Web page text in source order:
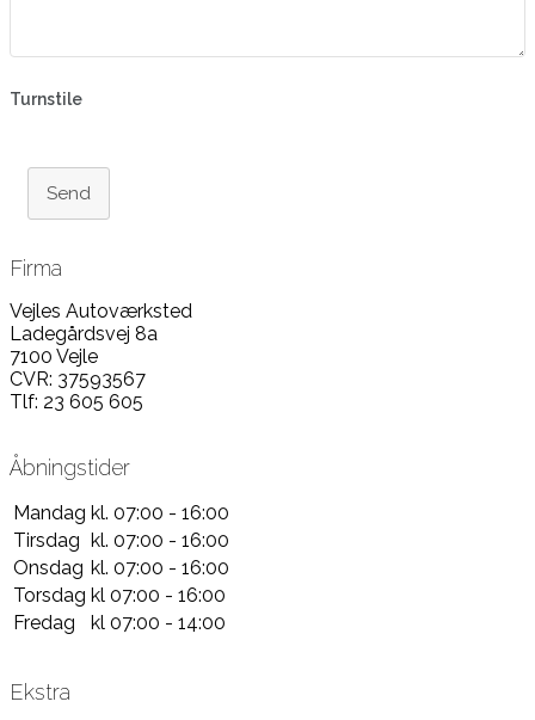
Turnstile
Send
Firma
Vejles Autoværksted
Ladegårdsvej 8a
7100 Vejle
CVR: 37593567
Tlf: 23 605 605
Åbningstider
Mandag kl. 07:00 - 16:00
Tirsdag
kl. 07:00 - 16:00
Onsdag kl. 07:00 - 16:00
Torsdag kl 07:00 - 16:00
Fredag
kl 07:00 - 14:00
Ekstra